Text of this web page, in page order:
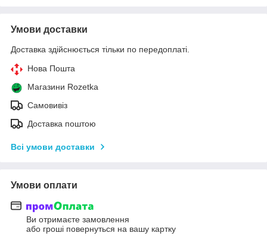
Умови доставки
Доставка здійснюється тільки по передоплаті.
Нова Пошта
Магазини Rozetka
Самовивіз
Доставка поштою
Всі умови доставки
Умови оплати
Ви отримаєте замовлення
або гроші повернуться на вашу картку